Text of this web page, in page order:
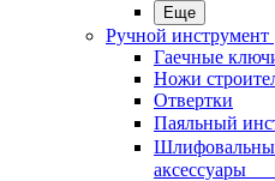
Еще
Ручной инструмент
Гаечные
Ножи
Отвертки
Паяльный
аксессуары